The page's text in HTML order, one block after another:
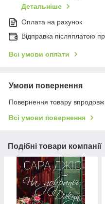
Детальніше
Оплата на рахунок
Відправка післяплатою
Всі умови оплати
Умови повернення
Повернення товару впродовж
Всі умови повернення
Подібні товари компанії